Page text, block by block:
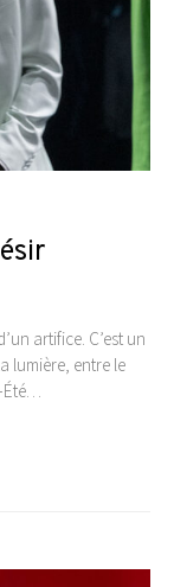
artifice. C’est un
lumière, entre le
Été…